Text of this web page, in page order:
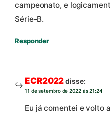
campeonato, e
Série-B.
Responder
ECR2022disse:
11 de setembro de 2022 às 21:24
Eu já comentei e volto